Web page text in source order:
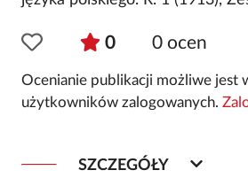
Ocenianie publikacji możliwe jest
użytkowników zalogowanych.
0 0 ocen
SZCZEGÓŁY